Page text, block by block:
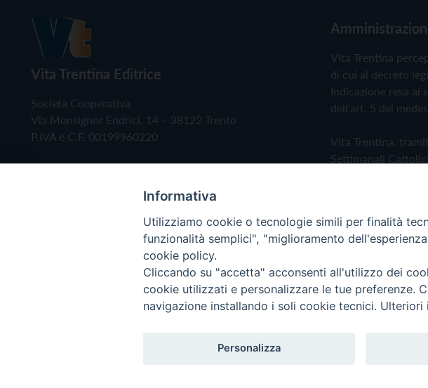
Vita Trentina Editrice
Società Cooperativa
Via Monsignor Endrici, 14 – 38122 Trento
P.IVA e C.F. 00199960220
Vita Trentina
di cui al decreto
Indicazione resa ai
dell'art. 5 del
Vita Trentina,
Settimanali
Privacy Policy
Copyright © 2019 - Tutti i diritti riservati - Vita Trentina Editrice
Informativa
Utilizziamo cookie o tecnologie simili per finalità
funzionalità semplici", "miglioramento
cookie policy.
Cliccando su "accetta" acconsenti all'utilizzo dei
cookie utilizzati e personalizzare le tue preferenze.
navigazione installando i soli cookie tecnici.
Personalizza